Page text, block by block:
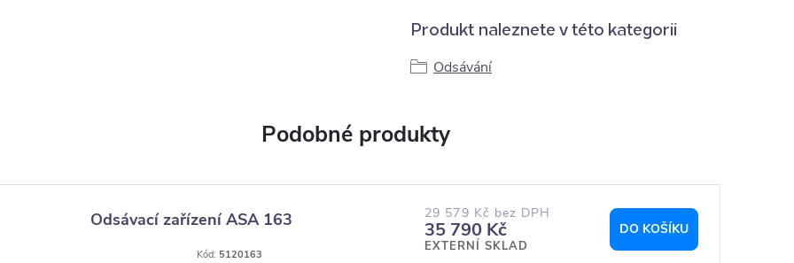
Produkt naleznete v této kategorii
Odsávání
Odsávací zařízení ASA 163 29 579 Kč bez DPH
35 790 Kč
EXTERNÍ SKLAD
DO KOŠÍKU
Kód: 5120163